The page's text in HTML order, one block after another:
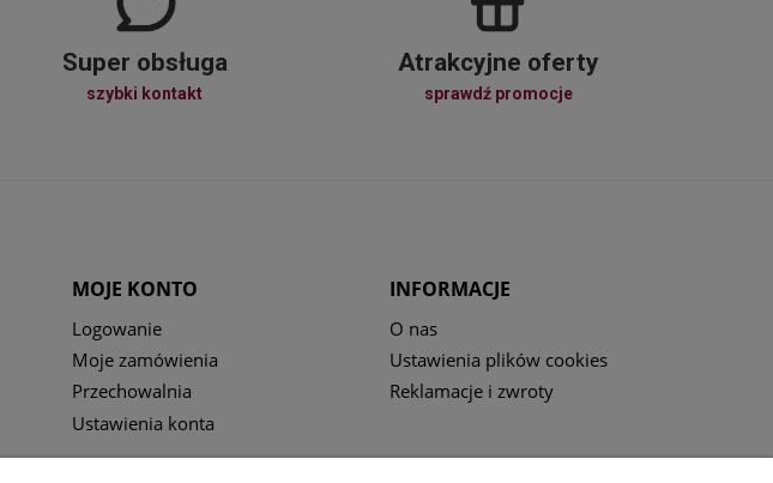
Super obsługa
szybki kontakt
Atrakcyjne oferty
sprawdź promocje
MOJE KONTO
Logowanie
Moje zamówienia
Przechowalnia
Ustawienia konta
INFORMACJE
O nas
Ustawienia plików cookies
Reklamacje i zwroty